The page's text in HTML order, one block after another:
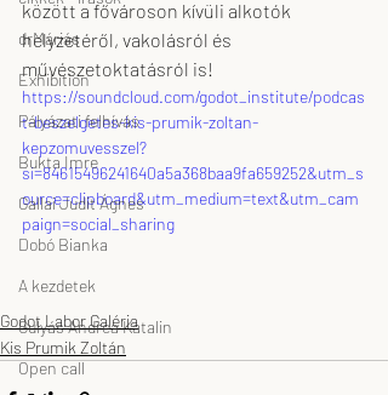
drMáriás
Exhibition
Pályázati felhívás
Bukta Imre
Gallai Judit Ágnes
Dobó Bianka
A kezdetek
Gulyás Andrea Katalin
Open call
között a fővároson kívüli alkotók
helyzetéről, vakolásról és
művészetoktatásról is!
https://soundcloud.com/godot_institute/podcas
t-beszelgetes-kis-prumik-zoltan-
kepzomuvesszel?
si=84615496241640a5a368baa9fa659252&utm_s
ource=clipboard&utm_medium=text&utm_cam
paign=social_sharing
Godot Labor Galéria
Kis Prumik Zoltán